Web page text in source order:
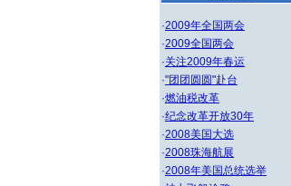
·2009年全国两会
·2009全国两会
·关注2009年春运
·"团团圆圆"赴台
·燃油税改革
·纪念改革开放30年
·2008美国大选
·2008珠海航展
·2008年美国总统选举